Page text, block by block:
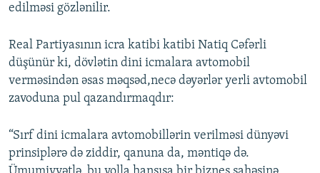
edilməsi gözlənilir.
Real Partiyasının icra katibi katibi Natiq Cəfərli
düşünür ki, dövlətin dini icmalara avtomobil
verməsindən əsas məqsəd,necə dəyərlər yerli avtomobil
zavoduna pul qazandırmaqdır:
“Sırf dini icmalara avtomobillərin verilməsi dünyəvi
prinsiplərə də ziddir, qanuna da, məntiqə də.